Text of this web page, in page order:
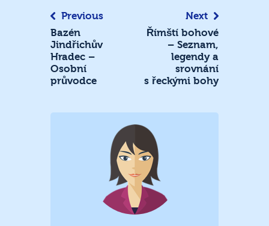
Previous
Bazén
Jindřichův
Hradec –
Osobní
průvodce
Next
Římští bohové
– Seznam,
legendy a
srovnání
s řeckými bohy